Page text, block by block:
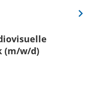
(m/w/d)
Eine